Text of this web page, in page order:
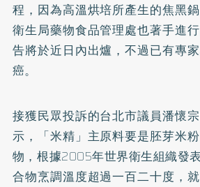
程，因為高溫烘培所產生的焦黑
衛生局藥物食品管理處也著手進
告將於近日內出爐，不過已有專
癌。
接獲民眾投訴的台北市議員潘懷
示，「米精」主原料要是胚芽米
物，根據2005年世界衛生組織發
合物烹調溫度超過一百二十度，